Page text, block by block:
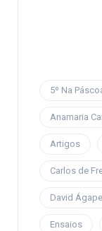
5º Na
Anamaria
Artigos
Carlos de
David Ágape
Ensaios